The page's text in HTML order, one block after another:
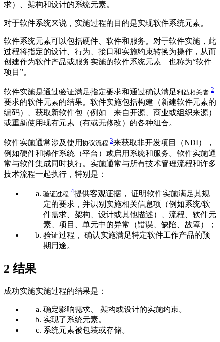
求）、架构和设计的系统元素。
对于软件系统来说，实施过程的目的是实现软件系统元素。
软件系统元素可以包括硬件、软件和服务。对于软件实施，此
过程将指定的设计、行为、接口和实施约束转换为操作，从而
创建作为软件产品或服务实施的软件系统元素，也称为“软件
项目”。
软件实施是通过验证满足指定要求和通过确认满足利益相关者 2
要求的软件元素的结果。软件实施包括构建（新建软件元素的
编码）、获取新软件包（例如，来自开源、商业或组织来源）
或重新使用现有元素（有或无修改）的各种组合。
软件实施通常涉及使用 协议流程 3来获取非开发项目（NDI），
例如硬件和操作系统（平台）或启用系统和服务。软件实施通
常与软件集成同时执行。实施通常与所有技术管理流程和许多
技术流程一起执行，特别是：
验证过程 4提供客观证据， 证明软件实施满足其规
定的要求，并识别实施相关信息项（例如系统/软
件需求、架构、设计或其他描述）、流程、软件元
素、项目、单元中的异常（错误、缺陷、故障）；
验证过程， 确认实施满足特定软件工作产品的预
期用途。
2 结果
成功实施实施过程的结果是：
确定影响需求、 架构或设计的实施约束。
实现了系统元素。
系统元素被包装或存储。